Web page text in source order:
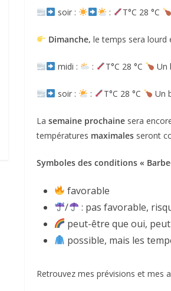
soir : : T°C 28 °C
Dimanche, le temps sera lourd
midi : : T°C 28 °C Un
soir : : T°C 28 °C Un
La semaine prochaine sera
températures maximales seront
Symboles des conditions «
favorable
/
: pas favorable,
peut-être que oui,
possible, mais les
Retrouvez mes prévisions et mes